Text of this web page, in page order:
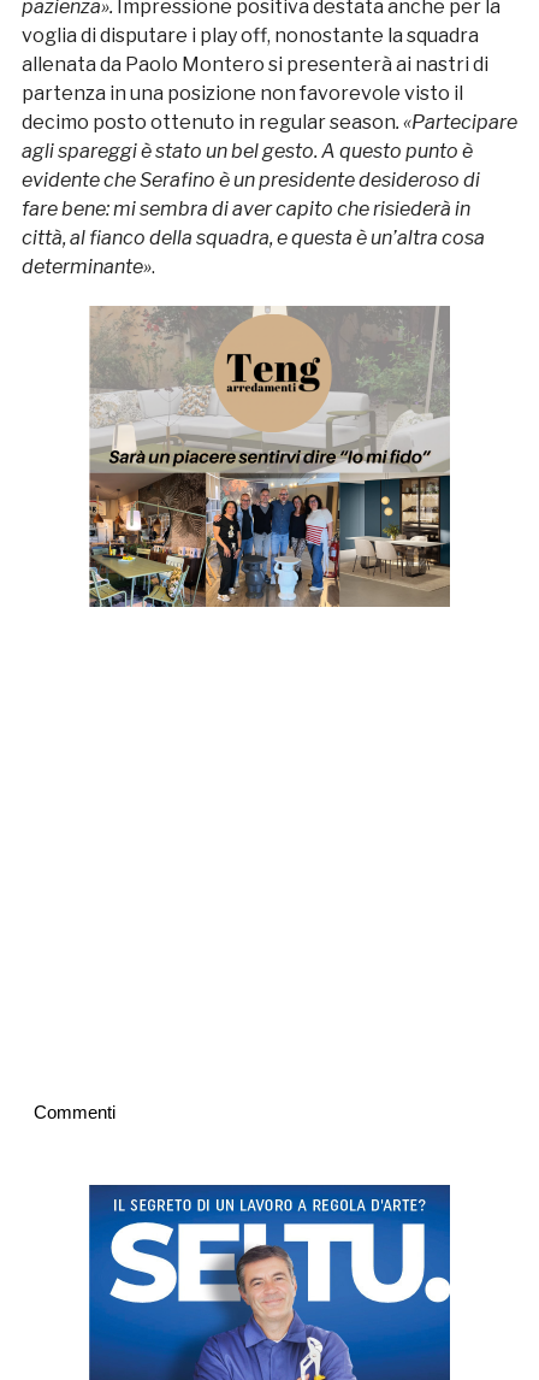
pazienza». Impressione positiva destata anche per la
voglia di disputare i play off, nonostante la squadra
allenata da Paolo Montero si presenterà ai nastri di
partenza in una posizione non favorevole visto il
decimo posto ottenuto in regular season. «Partecipare
agli spareggi è stato un bel gesto. A questo punto è
evidente che Serafino è un presidente desideroso di
fare bene: mi sembra di aver capito che risiederà in
città, al fianco della squadra, e questa è un’altra cosa
determinante».
Commenti